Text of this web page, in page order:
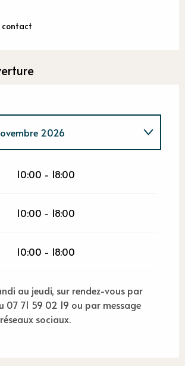
contact
2026
10:00 - 18:00
10:00 - 18:00
10:00 - 18:00
au jeudi, sur rendez-vous par
07 71 59 02 19 ou par message
sociaux.